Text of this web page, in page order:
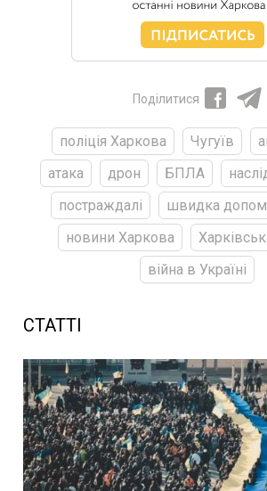
Поділитися
поліція Харкова Чугуїв
атака
дрон БПЛА
постраждалі
швидка
новини Харкова
війна в Україні
СТАТТІ